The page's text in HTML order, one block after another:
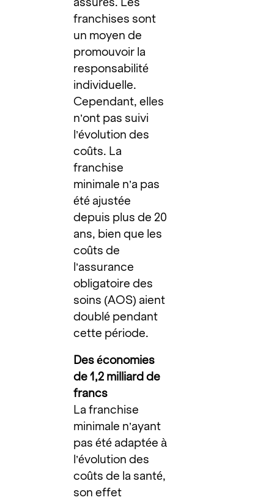
franchises sont
un moyen de
promouvoir la
responsabilité
individuelle.
Cependant, elles
n’ont pas suivi
l’évolution des
coûts. La
franchise
minimale n’a pas
été ajustée
depuis plus de 20
ans, bien que les
coûts de
l’assurance
obligatoire des
soins (AOS) aient
doublé pendant
cette période.
Des économies
de 1,2 milliard de
francs
La franchise
minimale n’ayant
pas été adaptée à
l’évolution des
coûts de la santé,
son effet